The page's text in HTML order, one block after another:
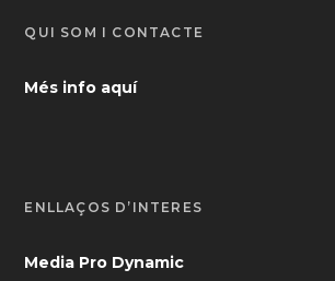
QUI SOM I CONTACTE
Més info aquí
ENLLAÇOS D’INTERÈS
Media Pro Dynamic